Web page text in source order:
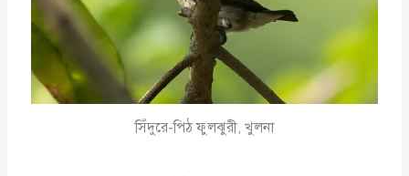
সিঁদুরে-পিঠ ফুলঝুরী, খুলনা